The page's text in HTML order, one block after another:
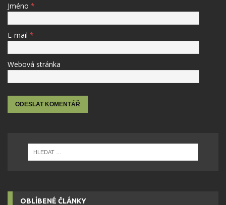
Jméno *
E-mail *
Webová stránka
OBLÍBENÉ ČLÁNKY